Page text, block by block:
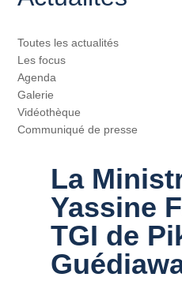
Toutes les actualités
Les focus
Agenda
Galerie
Vidéothèque
Communiqué de presse
La
Yassine
TGI de